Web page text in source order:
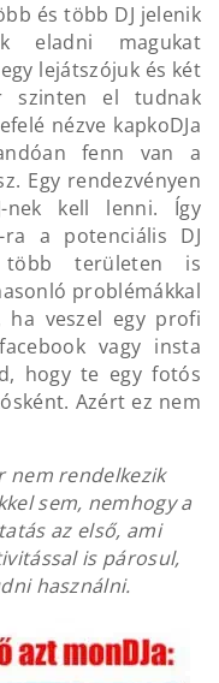
és több DJ jelenik
eladni magukat
lejátszójuk és két
szinten el tudnak
nézve kapkoDJa
fenn van a
Egy rendezvényen
nek kell lenni. Így
a potenciális DJ
több területen is
problémákkal
veszel egy profi
vagy insta
hogy te egy fotós
Azért ez nem
nem rendelkezik
sem, nemhogy a
az első, ami
is párosul,
használni.